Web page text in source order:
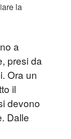
la
a
presi da
Ora un
il
devono
Dalle